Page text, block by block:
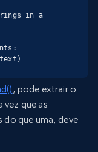
, pode extrair o
vez que as
do que uma, deve